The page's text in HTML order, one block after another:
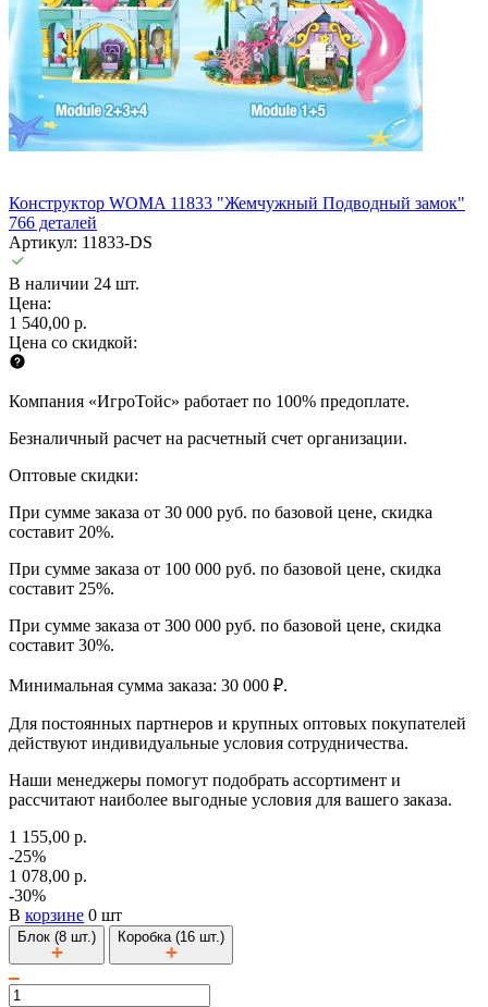
Конструктор WOMA 11833 "Жемчужный Подводный замок"
766 деталей
Артикул: 11833-DS
В наличии 24 шт.
Цена:
1 540,00 р.
Цена со скидкой:
Компания «ИгроТойс» работает по 100% предоплате.
Безналичный расчет на расчетный счет организации.
Оптовые скидки:
При сумме заказа от 30 000 руб. по базовой цене, скидка
составит 20%.
При сумме заказа от 100 000 руб. по базовой цене, скидка
составит 25%.
При сумме заказа от 300 000 руб. по базовой цене, скидка
составит 30%.
Минимальная сумма заказа: 30 000 ₽.
Для постоянных партнеров и крупных оптовых покупателей
действуют индивидуальные условия сотрудничества.
Наши менеджеры помогут подобрать ассортимент и
рассчитают наиболее выгодные условия для вашего заказа.
1 155,00 р.
-25%
1 078,00 р.
-30%
В корзине 0 шт
Блок (8 шт.) Коробка (16 шт.)